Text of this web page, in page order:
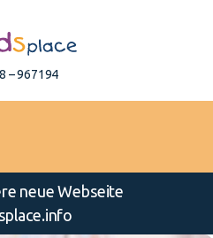
– 967194
neue Webseite